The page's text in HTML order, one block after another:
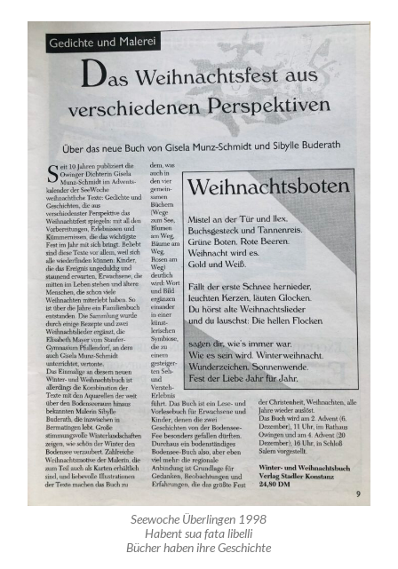
Seewoche Überlingen 1998
Habent sua fata libelli
Bücher haben ihre Geschichte